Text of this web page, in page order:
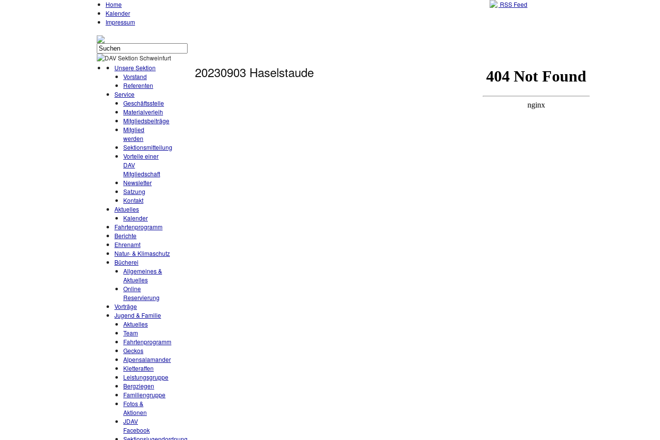
Home
Kalender
Impressum
RSS Feed
Unsere Sektion
Vorstand
Referenten
Service
Geschäftsstelle
Materialverleih
Mitgliedsbeiträge
Mitglied
werden
Sektionsmitteilung
Vorteile einer
DAV
Mitgliedschaft
Newsletter
Satzung
Kontakt
Aktuelles
Kalender
Fahrtenprogramm
Berichte
Ehrenamt
Natur- & Klimaschutz
Bücherei
Allgemeines &
Aktuelles
Online
Reservierung
Vorträge
Jugend & Familie
Aktuelles
Team
Fahrtenprogramm
Geckos
Alpensalamander
Kletteraffen
Leistungsgruppe
Bergziegen
Familiengruppe
Fotos &
Aktionen
JDAV
Facebook
20230903 Haselstaude